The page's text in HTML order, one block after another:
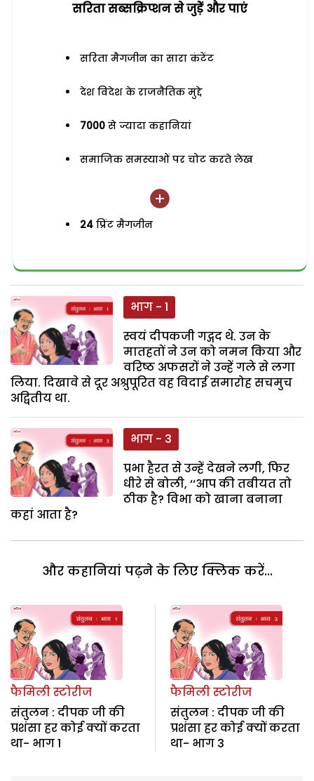
सरिता सब्सक्रिप्शन से जुड़ेें और पाएं
सरिता मैगजीन का सारा कंटेंट
देश विदेश के राजनैतिक मुद्दे
7000 से ज्यादा कहानियां
समाजिक समस्याओं पर चोट करते लेख
24 प्रिंट मैगजीन
भाग - 1
स्वयं दीपकजी गद्गद थे. उन के
मातहतों ने उन को नमन किया और
वरिष्ठ अफसरों ने उन्हें गले से लगा
लिया. दिखावे से दूर अश्रुपूरित वह विदाई समारोह सचमुच
अद्वितीय था.
भाग - 3
प्रभा हैरत से उन्हें देखने लगी, फिर
धीरे से बोली, ‘‘आप की तबीयत तो
ठीक है? विभा को खाना बनाना
कहां आता है?
और कहानियां पढ़ने के लिए क्लिक करें...
फैमिली स्टोरीज
संतुलन : दीपक जी की
प्रशंसा हर कोई क्यों करता
था- भाग 1
फैमिली स्टोरीज
संतुलन : दीपक जी की
प्रशंसा हर कोई क्यों करता
था- भाग 3